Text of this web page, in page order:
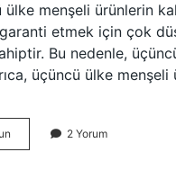
ülke menşeli ürünlerin
etmek için çok
Bu nedenle,
üçüncü ülke
ülke
2 Yorum